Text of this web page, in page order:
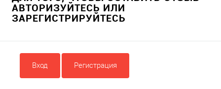
АВТОРИЗУЙТЕСЬ ИЛИ
ЗАРЕГИСТРИРУЙТЕСЬ
Вход Регистрация